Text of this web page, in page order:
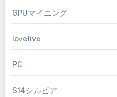
GPUマイニング
lovelive
PC
S14シルビア